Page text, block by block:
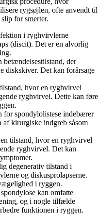
rygsøjlen, ofte anvendt til
for smerter.
i ryghvirvlerne
(discit). Det er en alvorlig
betændelsestilstand, der
diskskiver. Det kan forårsage
hvor en ryghvirvel
ryghvirvel. Dette kan føre
for spondylolistese indebærer
kirurgiske indgreb såsom
tilstand, hvor en ryghvirvel
ryghvirvel. Det kan
degenerativ tilstand i
og diskusprolapserne.
i ryggen.
kan omfatte
og i nogle tilfælde
funktionen i ryggen.